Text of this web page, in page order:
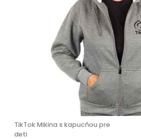
TikTok Mikina s kapucňou pre
deti